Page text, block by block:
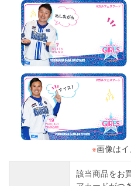
※画像は
該当商品をお